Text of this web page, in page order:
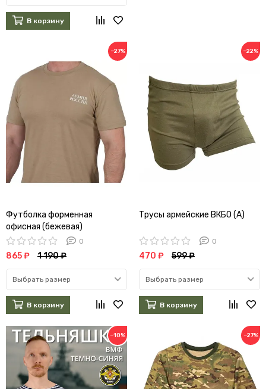
В корзину
−27%
Футболка форменная
офисная (бежевая)
0
865 ₽ 1 190 ₽
Выбрать размер
В корзину
−22%
Трусы армейские ВКБО (А)
0
470 ₽ 599 ₽
Выбрать размер
В корзину
−10% −27%